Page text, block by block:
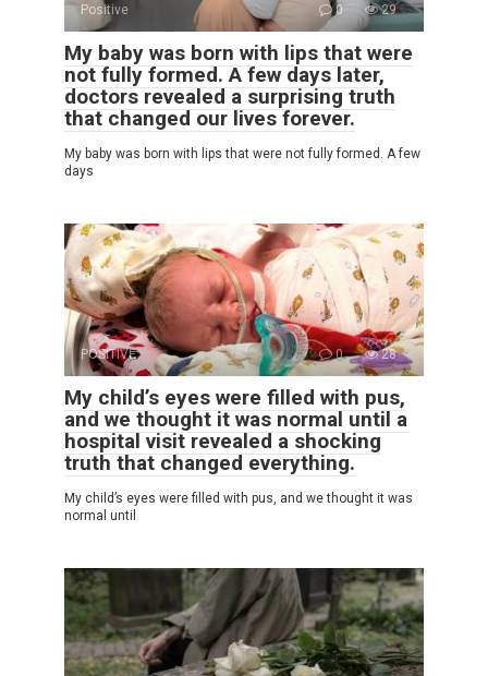
Positive 0 29
My baby was born with lips that were
not fully formed. A few days later,
doctors revealed a surprising truth
that changed our lives forever.
My baby was born with lips that were not fully formed. A few
days
POSITIVE 0 28
My child’s eyes were filled with pus,
and we thought it was normal until a
hospital visit revealed a shocking
truth that changed everything.
My child’s eyes were filled with pus, and we thought it was
normal until